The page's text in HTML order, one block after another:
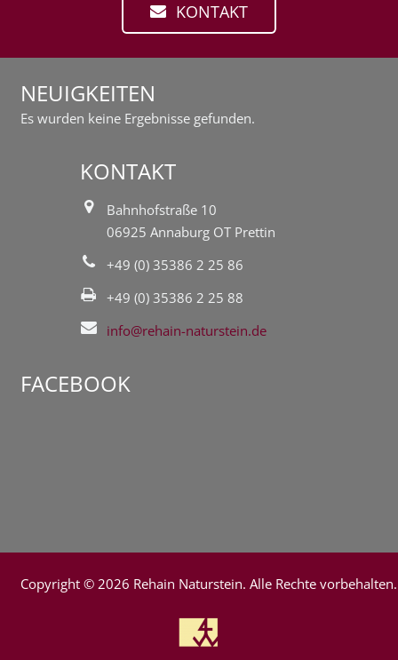
KONTAKT
NEUIGKEITEN
Es wurden keine Ergebnisse gefunden.
KONTAKT
Bahnhofstraße 10
06925 Annaburg OT Prettin
+49 (0) 35386 2 25 86
+49 (0) 35386 2 25 88
info@rehain-naturstein.de
FACEBOOK
Copyright © 2026 Rehain Naturstein. Alle Rechte vorbehalten.